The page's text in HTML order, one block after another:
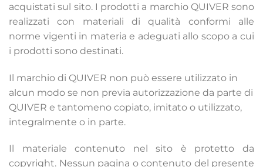
acquistati sul sito. I prodotti a marchio QUIVER sono
realizzati con materiali di qualità conformi alle
norme vigenti in materia e adeguati allo scopo a cui
i prodotti sono destinati.
Il marchio di QUIVER non può essere utilizzato in
alcun modo se non previa autorizzazione da parte di
QUIVER e tantomeno copiato, imitato o utilizzato,
integralmente o in parte.
Il materiale contenuto nel sito è protetto da
copyright. Nessun pagina o contenuto del presente